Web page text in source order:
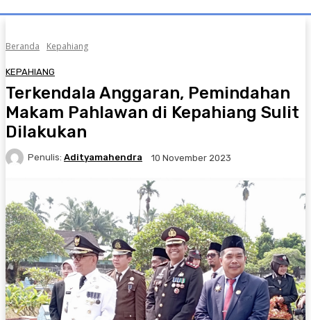
Beranda Kepahiang
KEPAHIANG
Terkendala Anggaran, Pemindahan
Makam Pahlawan di Kepahiang Sulit
Dilakukan
Penulis: Adityamahendra 10 November 2023